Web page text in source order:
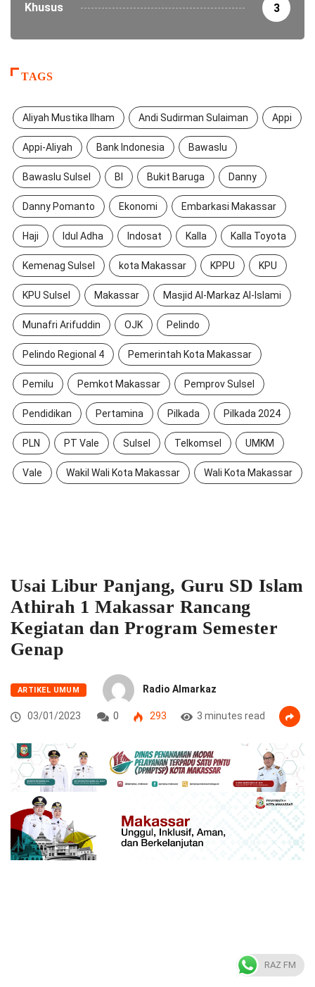
Khusus 3
TAGS
Aliyah Mustika Ilham Andi Sudirman Sulaiman Appi
Appi-Aliyah Bank Indonesia Bawaslu
Bawaslu Sulsel BI Bukit Baruga Danny
Danny Pomanto Ekonomi Embarkasi Makassar
Haji Idul Adha Indosat Kalla Kalla Toyota
Kemenag Sulsel kota Makassar KPPU KPU
KPU Sulsel Makassar Masjid Al-Markaz Al-Islami
Munafri Arifuddin OJK Pelindo
Pelindo Regional 4 Pemerintah Kota Makassar
Pemilu Pemkot Makassar Pemprov Sulsel
Pendidikan Pertamina Pilkada Pilkada 2024
PLN PT Vale Sulsel Telkomsel UMKM
Vale Wakil Wali Kota Makassar Wali Kota Makassar
Usai Libur Panjang, Guru SD Islam
Athirah 1 Makassar Rancang
Kegiatan dan Program Semester
Genap
ARTIKEL UMUM Radio Almarkaz
03/01/2023 0 293 3 minutes read
RAZ FM